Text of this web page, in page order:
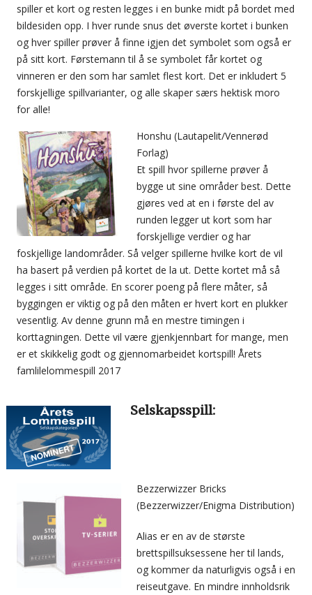
spiller et kort og resten legges i en bunke midt på bordet med
bildesiden opp. I hver runde snus det øverste kortet i bunken
og hver spiller prøver å finne igjen det symbolet som også er
på sitt kort. Førstemann til å se symbolet får kortet og
vinneren er den som har samlet flest kort. Det er inkludert 5
forskjellige spillvarianter, og alle skaper særs hektisk moro
for alle!
Honshu (Lautapelit/Vennerød
Forlag)
Et spill hvor spillerne prøver å
bygge ut sine områder best. Dette
gjøres ved at en i første del av
runden legger ut kort som har
forskjellige verdier og har
foskjellige landområder. Så velger spillerne hvilke kort de vil
ha basert på verdien på kortet de la ut. Dette kortet må så
legges i sitt område. En scorer poeng på flere måter, så
byggingen er viktig og på den måten er hvert kort en plukker
vesentlig. Av denne grunn må en mestre timingen i
korttagningen. Dette vil være gjenkjennbart for mange, men
er et skikkelig godt og gjennomarbeidet kortspill! Årets
famlilelommespill 2017
Selskapsspill:
Bezzerwizzer Bricks
(Bezzerwizzer/Enigma Distribution)
Alias er en av de største
brettspillsuksessene her til lands,
og kommer da naturligvis også i en
reiseutgave. En mindre innholdsrik